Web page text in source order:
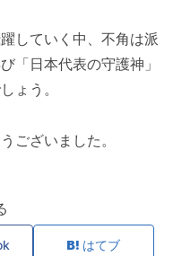
していく中、不角は派
「日本代表の守護神」
ょう。
ございました。
はてブ